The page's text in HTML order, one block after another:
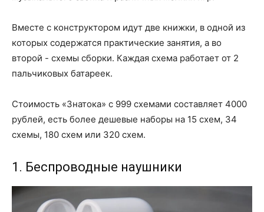
Вместе с конструктором идут две книжки, в одной из
которых содержатся практические занятия, а во
второй - схемы сборки. Каждая схема работает от 2
пальчиковых батареек.
Стоимость «Знатока» с 999 схемами составляет 4000
рублей, есть более дешевые наборы на 15 схем, 34
схемы, 180 схем или 320 схем.
1. Беспроводные наушники